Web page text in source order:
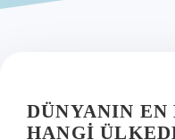
Hakkımızda
DÜNYANIN
HANGI